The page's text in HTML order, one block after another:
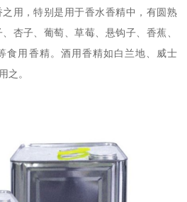
用，特别是用于香水香精中，有圆熟
杏子、葡萄、草莓、悬钩子、香蕉、
食用香精。酒用香精如白兰地、威士
之。